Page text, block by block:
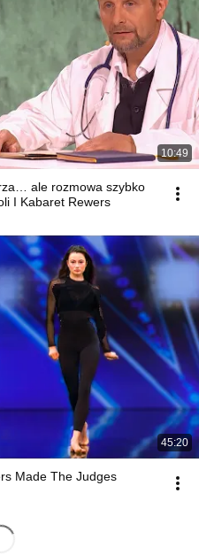
10:49
ale rozmowa szybko
I Kabaret Rewers
45:20
Made The Judges